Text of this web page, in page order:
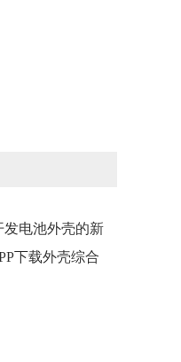
电池外壳的新
下载外壳综合